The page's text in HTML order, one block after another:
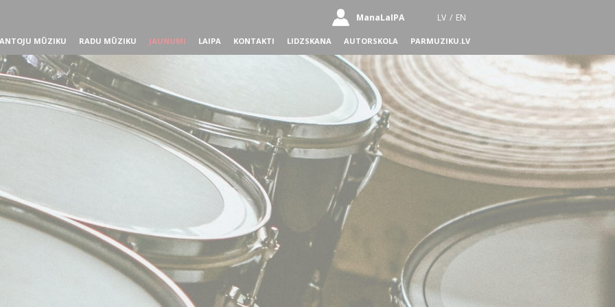
ManaLaIPA LV / EN
MŪZIKU RADU MŪZIKU JAUNUMI LAIPA KONTAKTI LIDZSKANA AUTORSKOLA PARMUZIKU.LV